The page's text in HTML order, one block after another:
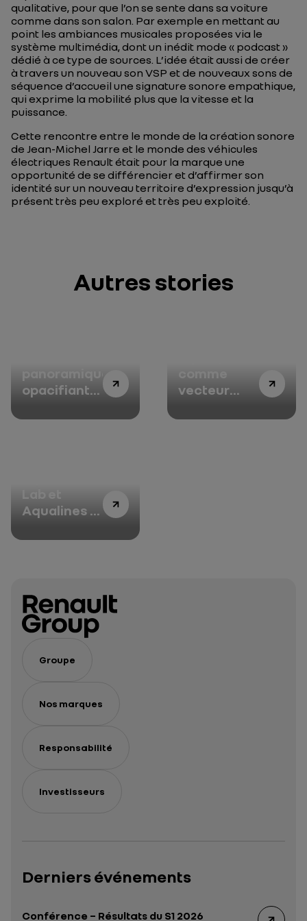
qualitative, pour que l’on se sente dans sa voiture
comme dans son salon. Par exemple en mettant au
point les ambiances musicales proposées via le
système multimédia, dont un inédit mode « podcast »
dédié à ce type de sources. L’idée était aussi de créer
à travers un nouveau son VSP et de nouveaux sons de
séquence d’accueil une signature sonore empathique,
qui exprime la mobilité plus que la vitesse et la
puissance.
Cette rencontre entre le monde de la création sonore
de Jean-Michel Jarre et le monde des véhicules
électriques Renault était pour la marque une
opportunité de se différencier et d’affirmer son
identité sur un nouveau territoire d’expression jusqu’à
présent très peu exploré et très peu exploité.
Autres stories
opacifiant
au bonheur
vecteur
Aqualines :
de la F1 au
durable
Groupe
Nos marques
Responsabilité
Investisseurs
Derniers événements
Conférence – Résultats du S1 2026